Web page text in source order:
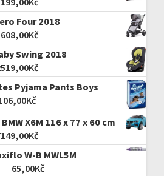
Four 2018
Kč
Swing 2018
Kč
Pyjama Pants Boys
Kč
X6M 116 x 77 x 60 cm
Kč
W-B MWL5M
65,00Kč